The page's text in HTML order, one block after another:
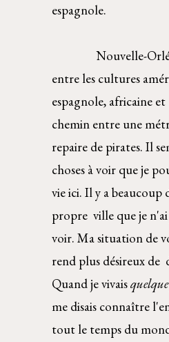
espagnole.
Nouvelle-
entre les cultures
espagnole, africaine
chemin entre une
repaire de pirates. Il
choses à voir que je
vie ici. Il y a beaucoup
propre  ville que je
voir. Ma situation de
rend plus désireux de
Quand je vivais
me disais connaître
tout le temps du